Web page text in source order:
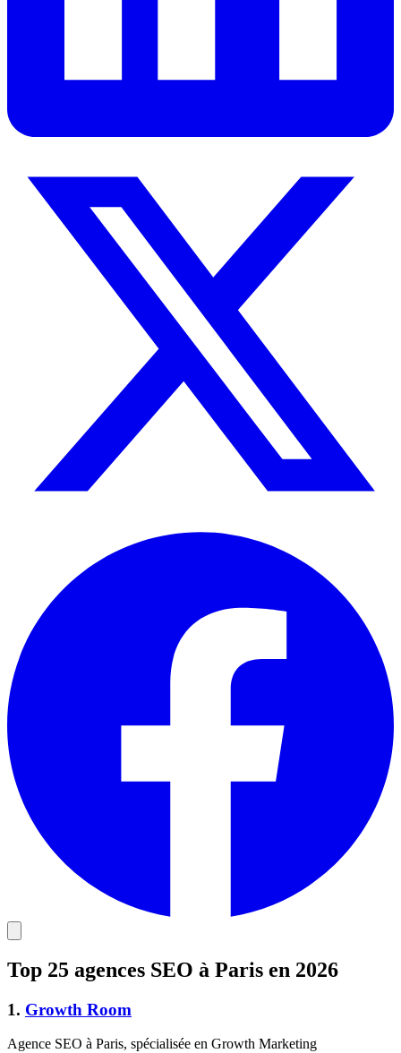
Top 25 agences SEO à Paris en 2026
1. Growth Room
Agence SEO à Paris, spécialisée en Growth Marketing